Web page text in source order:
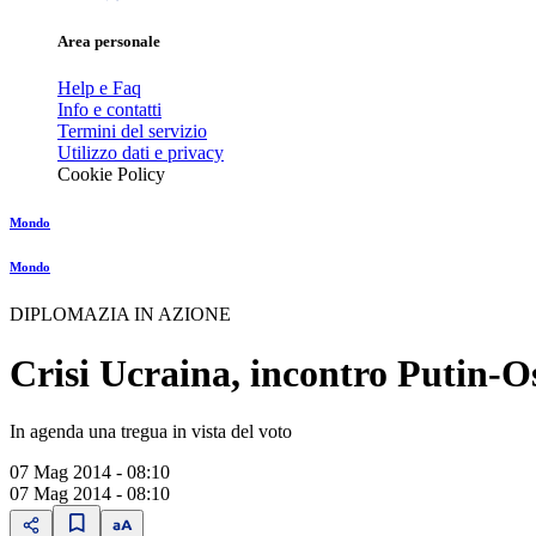
Area personale
Help e Faq
Info e contatti
Termini del servizio
Utilizzo dati e privacy
Cookie Policy
Mondo
Mondo
DIPLOMAZIA IN AZIONE
Crisi Ucraina, incontro Putin-
In agenda una tregua in vista del voto
07 Mag 2014 - 08:10
07 Mag 2014 - 08:10